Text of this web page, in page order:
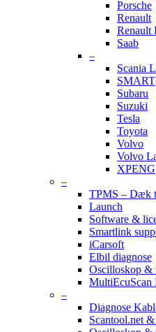
Porsche
Renault
Renault
Saab
–
Scania
SMART
Subaru
Suzuki
Tesla
Toyota
Volvo
Volvo
XPENG
–
TPMS – Dæk
Launch
Software &
Smartlink
iCarsoft
Elbil diagnose
Oscilloskop &
MultiEcuScan
–
Diagnose
Scantool.net